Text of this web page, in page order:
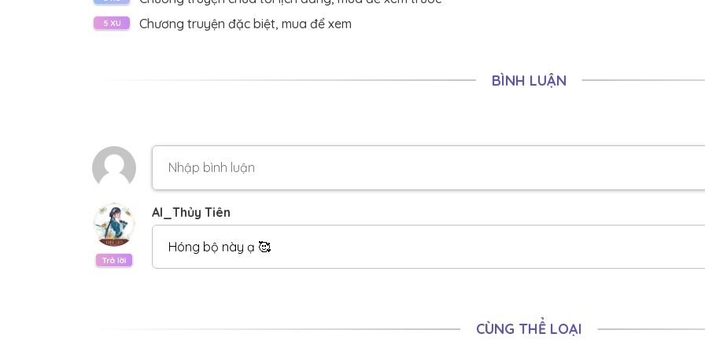
CHƯƠNG 146: Năm xưa (4)
CHƯƠNG 141: Chung lòng mà cách chỗ
CHƯƠNG 140: Cố gắng thêm bữa cơm 28/11/2025
CHƯƠNG 139: Bỏ rồi chớ quay đầu 27/11/2025
CHƯƠNG 138: Qua rồi bao năm tháng
Chương truyện đặc biệt, mua để xem
BÌNH LUẬN
AI_Thủy Tiên
Hóng bộ này ạ 🥰
CÙNG THỂ LOẠI